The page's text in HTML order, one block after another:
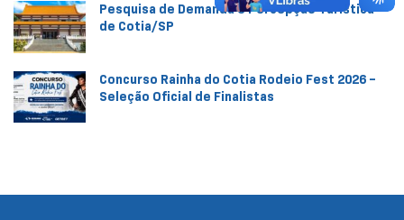
Pesquisa de Demanda e Percepção Turística
de Cotia/SP
Concurso Rainha do Cotia Rodeio Fest 2026 –
Seleção Oficial de Finalistas